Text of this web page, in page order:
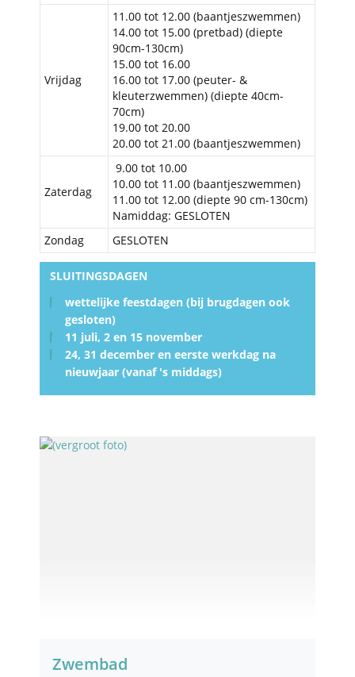
Vrijdag
11.00 tot 12.00 (baantjeszwemmen)
14.00 tot 15.00 (pretbad) (diepte
90cm-130cm)
15.00 tot 16.00
16.00 tot 17.00 (peuter- &
kleuterzwemmen) (diepte 40cm-
70cm)
19.00 tot 20.00
20.00 tot 21.00 (baantjeszwemmen)
Zaterdag
9.00 tot 10.00
10.00 tot 11.00 (baantjeszwemmen)
11.00 tot 12.00 (diepte 90 cm-130cm)
Namiddag: GESLOTEN
Zondag
GESLOTEN
SLUITINGSDAGEN
wettelijke feestdagen (bij brugdagen ook
gesloten)
11 juli, 2 en 15 november
24, 31 december en eerste werkdag na
nieuwjaar (vanaf 's middags)
Contact
Zwembad